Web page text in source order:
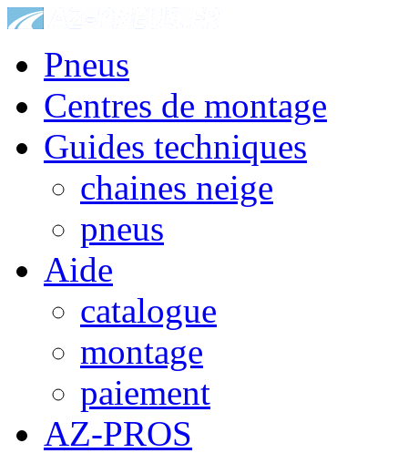
Pneus
Centres de montage
Guides techniques
chaines neige
pneus
Aide
catalogue
montage
paiement
AZ-PROS